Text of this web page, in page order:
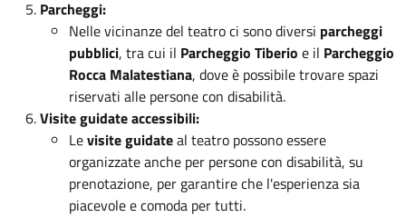
Parcheggi:
Nelle vicinanze del teatro ci sono diversi parcheggi
pubblici, tra cui il Parcheggio Tiberio e il Parcheggio
Rocca Malatestiana, dove è possibile trovare spazi
riservati alle persone con disabilità.
Visite guidate accessibili:
Levisite guidateal teatro possono essere
organizzate anche per persone con disabilità, su
prenotazione, per garantire che l'esperienza sia
piacevole e comoda per tutti.